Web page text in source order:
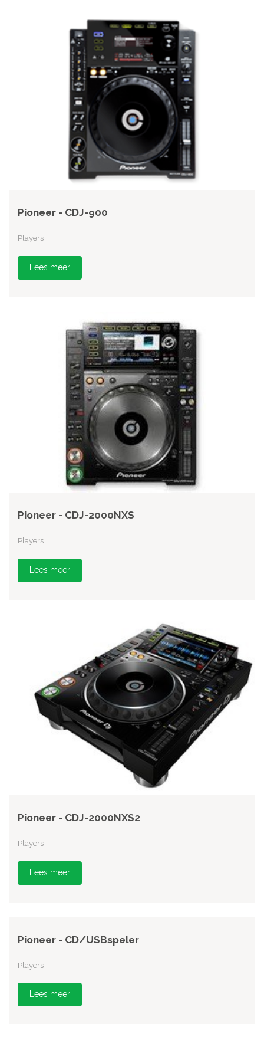
Pioneer - CDJ-900
Players
Lees meer
Pioneer - CDJ-2000NXS
Players
Lees meer
Pioneer - CDJ-2000NXS2
Players
Lees meer
Pioneer - CD/USBspeler
Players
Lees meer